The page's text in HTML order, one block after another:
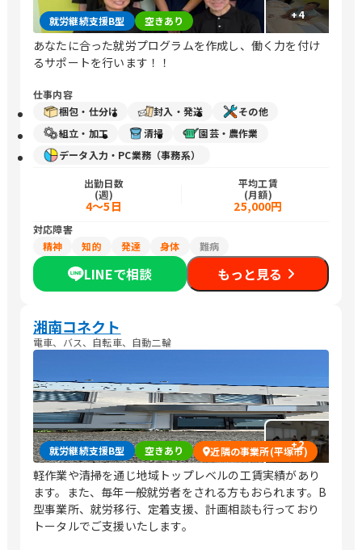
+4
就労継続支援B型 空きあり
あなたに合った就労プログラムを作成し、働く力を付け
るサポートを行います！！
仕事内容
梱包・仕分け
封入・発送
その他
組立・加工
清掃
園芸・農作業
データ入力・PC業務（事務系）
出勤日数
(週)
4～5日
平均工賃
(月額)
25,000円
対応障害
精神
知的 発達 身体 難病
LINEで相談 もっと見る
湘南コネクト
電車、バス、自転車、自動二輪
+2
就労継続支援B型 空きあり 近隣の事業所(平塚市)
軽作業や清掃を通じ地域トップレベルの工賃実績があり
ます。また、毎年一般就労者をされる方もおられます。B
型事業所、就労移行、定着支援、計画相談も行っており
トータルでご支援いたします。